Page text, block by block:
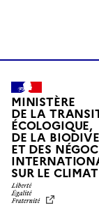
MINISTÈRE
DE LA
ÉCOLOGIQUE,
DE LA
ET DES
SUR LE